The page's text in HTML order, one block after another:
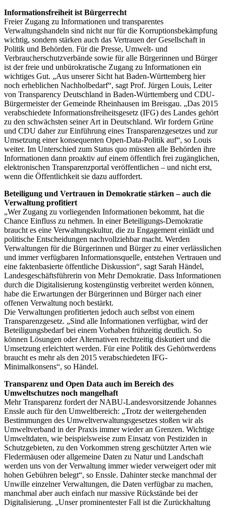
Informationsfreiheit ist Bürgerrecht
Freier Zugang zu Informationen und transparentes
Verwaltungshandeln sind nicht nur für die Korruptionsbekämpfung
wichtig, sondern stärken auch das Vertrauen der Gesellschaft in
Politik und Behörden. Für die Presse, Umwelt- und
Verbraucherschutzverbände sowie für alle Bürgerinnen und Bürger
ist der freie und unbürokratische Zugang zu Informationen ein
wichtiges Gut. „Aus unserer Sicht hat Baden-Württemberg hier
noch erheblichen Nachholbedarf“, sagt Prof. Jürgen Louis, Leiter
von Transparency Deutschland in Baden-Württemberg und CDU-
Bürgermeister der Gemeinde Rheinhausen im Breisgau. „Das 2015
verabschiedete Informationsfreiheitsgesetz (IFG) des Landes gehört
zu den schwächsten seiner Art in Deutschland. Wir fordern Grüne
und CDU daher zur Einführung eines Transparenzgesetzes und zur
Umsetzung einer konsequenten Open-Data-Politik auf“, so Louis
weiter. Im Unterschied zum Status quo müssten alle Behörden ihre
Informationen dann proaktiv auf einem öffentlich frei zugänglichen,
elektronischen Transparenzportal veröffentlichen – und nicht erst,
wenn die Öffentlichkeit sie dazu auffordert.
Beteiligung und Vertrauen in Demokratie stärken – auch die
Verwaltung profitiert
„Wer Zugang zu vorliegenden Informationen bekommt, hat die
Chance Einfluss zu nehmen. In einer Beteiligungs-Demokratie
braucht es eine Verwaltungskultur, die zu Engagement einlädt und
politische Entscheidungen nachvollziehbar macht. Werden
Verwaltungen für die Bürgerinnen und Bürger zu einer verlässlichen
und immer verfügbaren Informationsquelle, entstehen Vertrauen und
eine faktenbasierte öffentliche Diskussion“, sagt Sarah Händel,
Landesgeschäftsführerin von Mehr Demokratie. Dass Informationen
durch die Digitalisierung kostengünstig verbreitet werden können,
habe die Erwartungen der Bürgerinnen und Bürger nach einer
offenen Verwaltung noch bestärkt.
Die Verwaltungen profitierten jedoch auch selbst von einem
Transparenzgesetz. „Sind alle Informationen verfügbar, wird der
Beteiligungsbedarf bei einem Vorhaben frühzeitig deutlich. So
können Lösungen oder Alternativen rechtzeitig diskutiert und die
Umsetzung erleichtert werden. Für eine Politik des Gehörtwerdens
braucht es mehr als den 2015 verabschiedeten IFG-
Minimalkonsens“, so Händel.
Transparenz und Open Data auch im Bereich des
Umweltschutzes noch mangelhaft
Mehr Transparenz fordert der NABU-Landesvorsitzende Johannes
Enssle auch für den Umweltbereich: „Trotz der weitergehenden
Bestimmungen des Umweltverwaltungsgesetzes stoßen wir als
Umweltverband in der Praxis immer wieder an Grenzen. Wichtige
Umweltdaten, wie beispielsweise zum Einsatz von Pestiziden in
Schutzgebieten, zu den Vorkommen streng geschützter Arten wie
Fledermäusen oder allgemeine Daten zu Natur und Landschaft
werden uns von der Verwaltung immer wieder verweigert oder mit
hohen Gebühren belegt“, so Enssle. Dahinter stecke manchmal der
Unwille einzelner Verwaltungen, die Daten verfügbar zu machen,
manchmal aber auch einfach nur massive Rückstände bei der
Digitalisierung. „Unser prominentester Fall ist die Zurückhaltung